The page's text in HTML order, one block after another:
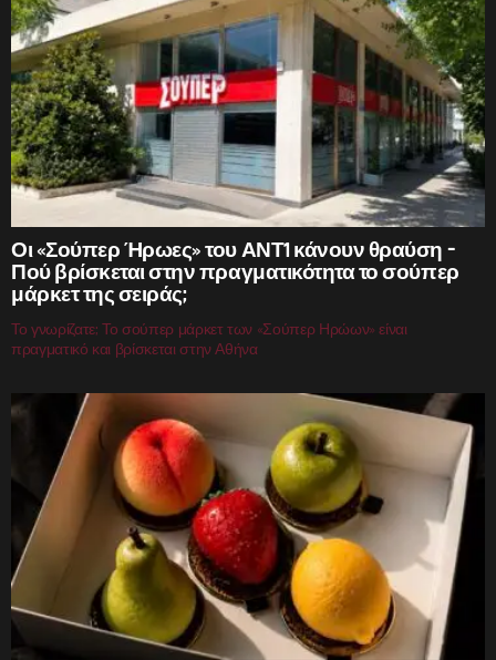
Οι «Σούπερ Ήρωες» του ΑΝΤ1 κάνουν θραύση –
Πού βρίσκεται στην πραγματικότητα το σούπερ
μάρκετ της σειράς;
Το γνωρίζατε; Το σούπερ μάρκετ των «Σούπερ Ηρώων» είναι
πραγματικό και βρίσκεται στην Αθήνα